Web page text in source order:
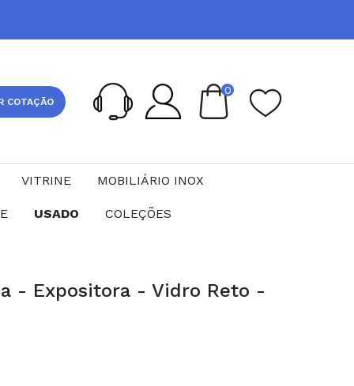
COTAÇÃO
0
VITRINE MOBILIÁRIO INOX
USADO COLEÇÕES
- Expositora - Vidro Reto -